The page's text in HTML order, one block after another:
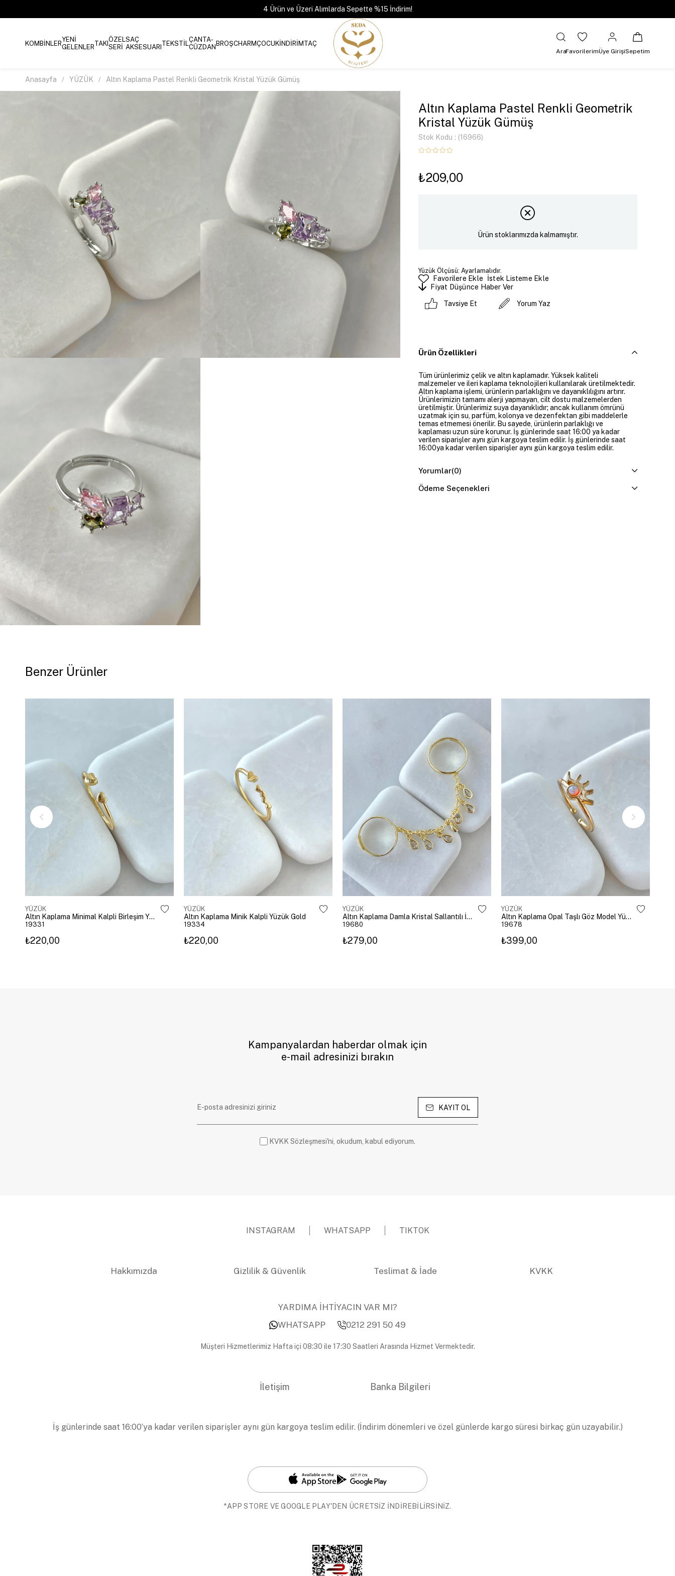
4 Ürün ve Üzeri Alımlarda Sepette %15 İndirim!
KOMBİNLERYENİ
GELENLERTAKIÖZEL
SERİ
SAÇ
AKSESUARI TEKSTİLÇANTA-
CÜZDANBROŞCHARMÇOCUKİNDİRİMTAÇ
AraFavorilerimÜye GirişiSepetim
Anasayfa YÜZÜK Altın Kaplama Pastel Renkli Geometrik Kristal Yüzük Gümüş
Altın Kaplama Pastel Renkli Geometrik
Kristal Yüzük Gümüş
Stok Kodu (16966)
₺209,00
Ürün stoklarımızda kalmamıştır.
Yüzük Ölçüsü: Ayarlamalıdır.
Favorilere Ekle
İstek Listeme Ekle
Fiyat Düşünce Haber Ver
Tavsiye Et Yorum Yaz
Ürün Özellikleri
Tüm ürünlerimiz çelik ve altın kaplamadır. Yüksek kaliteli
malzemeler ve ileri kaplama teknolojileri kullanılarak üretilmektedir.
Altın kaplama işlemi, ürünlerin parlaklığını ve dayanıklılığını artırır.
Ürünlerimizin tamamı alerji yapmayan, cilt dostu malzemelerden
üretilmiştir. Ürünlerimiz suya dayanıklıdır; ancak kullanım ömrünü
uzatmak için su, parfüm, kolonya ve dezenfektan gibi maddelerle
temas etmemesi önerilir. Bu sayede, ürünlerin parlaklığı ve
kaplaması uzun süre korunur. İş günlerinde saat 16:00 ya kadar
verilen siparişler aynı gün kargoya teslim edilir. İş günlerinde saat
16:00ya kadar verilen siparişler aynı gün kargoya teslim edilir.
Yorumlar(0)
Ödeme Seçenekleri
Benzer Ürünler
YÜZÜK
Altın Kaplama Minimal Kalpli Birleşim Yüzük Gold
19331
₺220,00
YÜZÜK
Altın Kaplama Minik Kalpli Yüzük Gold
19334
₺220,00
YÜZÜK
Altın Kaplama Damla Kristal Sallantılı İkili Yüzük Gold
19680
₺279,00
YÜZÜK
Altın Kaplama Opal Taşlı Göz Model Yüzük Pembe
19678
₺399,00
Kampanyalardan haberdar olmak için
e-mail adresinizi bırakın
KAYIT OL
KVKK Sözleşmesi'ni, okudum, kabul ediyorum.
INSTAGRAM WHATSAPP TIKTOK
Hakkımızda Gizlilik & Güvenlik Teslimat & İade KVKK
YARDIMA İHTİYACIN VAR MI?
WHATSAPP
0212 291 50 49
Müşteri Hizmetlerimiz Hafta içi 08:30 ile 17:30 Saatleri Arasında Hizmet Vermektedir.
İletişim Banka Bilgileri
İş günlerinde saat 16:00’ya kadar verilen siparişler aynı gün kargoya teslim edilir. (İndirim dönemleri ve özel günlerde kargo süresi birkaç gün uzayabilir.)
*APP STORE VE GOOGLE PLAY'DEN ÜCRETSİZ İNDİREBİLİRSİNİZ.